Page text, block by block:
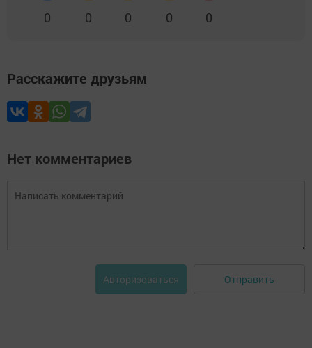
0 0 0 0 0
Расскажите друзьям
Нет комментариев
Авторизоваться Отправить